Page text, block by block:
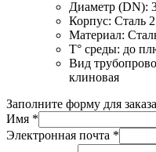
Диаметр (DN):
Корпус: Сталь
Материал:
T° среды: до
Вид
клиновая
Заполните форму для заказа
Имя *
Электронная почта *